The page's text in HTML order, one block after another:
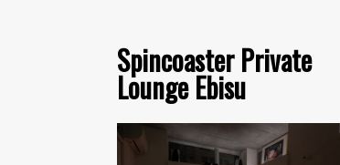
Spincoaster Private
Lounge Ebisu